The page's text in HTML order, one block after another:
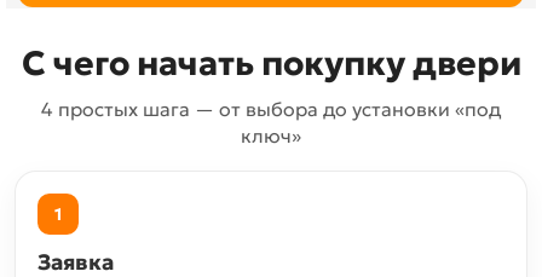
С чего начать покупку двери
4 простых шага — от выбора до установки «под
ключ»
1
Заявка